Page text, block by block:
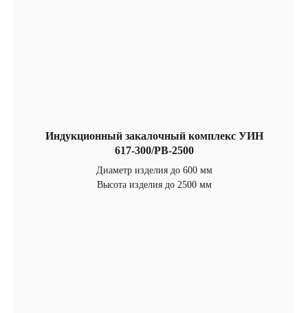
Индукционный закалочный комплекс УИН
617-300/РВ-2500
Диаметр изделия до 600 мм
Высота изделия до 2500 мм